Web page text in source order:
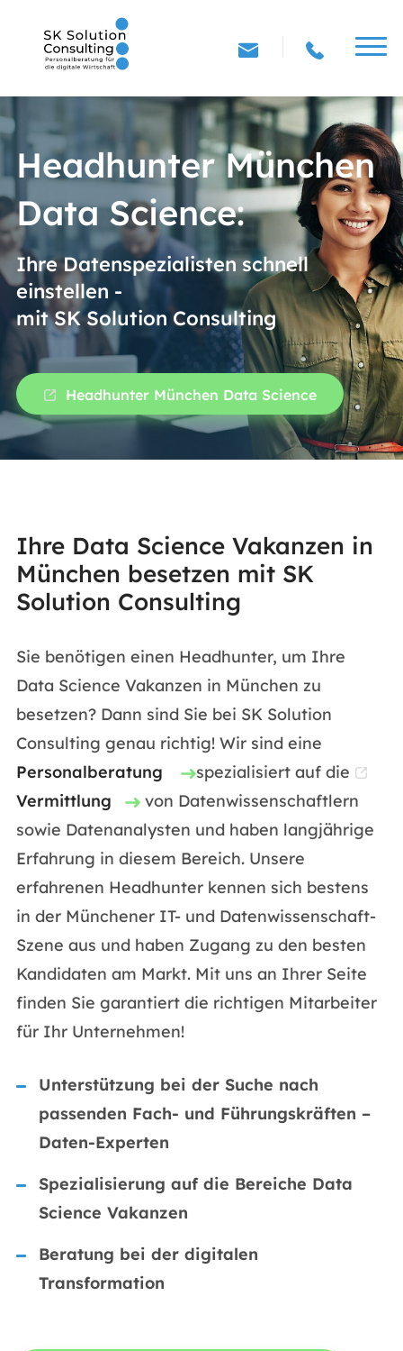
Headhunter München
Data Science:
Ihre Datenspezialisten schnell
einstellen -
mit SK Solution Consulting
Headhunter München Data Science
Ihre Data Science Vakanzen in
München besetzen mit SK
Solution Consulting
Sie benötigen einen Headhunter, um Ihre
Data Science Vakanzen in München zu
besetzen? Dann sind Sie bei SK Solution
Consulting genau richtig! Wir sind eine
Personalberatung
spezialisiert auf die
Vermittlung
von Datenwissenschaftlern
sowie Datenanalysten und haben langjährige
Erfahrung in diesem Bereich. Unsere
erfahrenen Headhunter kennen sich bestens
in der Münchener IT- und Datenwissenschaft-
Szene aus und haben Zugang zu den besten
Kandidaten am Markt. Mit uns an Ihrer Seite
finden Sie garantiert die richtigen Mitarbeiter
für Ihr Unternehmen!
Unterstützung bei der Suche nach
passenden Fach- und Führungskräften –
Daten-Experten
Spezialisierung auf die Bereiche Data
Science Vakanzen
Beratung bei der digitalen
Transformation